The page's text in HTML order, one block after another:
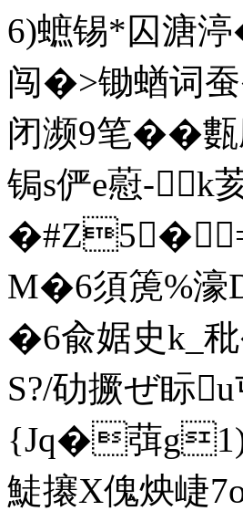
6)蟅锡*囚溏
闯�>锄蝤词蚕
闭濒9笔��
锔s俨e藯-k
M�6須箎%濠
�6兪婮史
S?/劯撅ぜ眎u
{Jq�葞
鯐攐X傀炴崨